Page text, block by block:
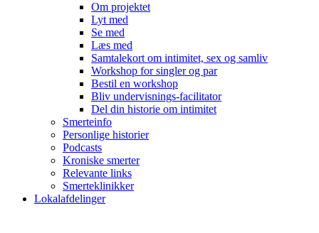
Om projektet
Lyt med
Se med
Læs med
Samtalekort om intimitet, sex og samliv
Workshop for singler og par
Bestil en workshop
Bliv undervisnings-facilitator
Del din historie om intimitet
Smerteinfo
Personlige historier
Podcasts
Kroniske smerter
Relevante links
Smerteklinikker
Lokalafdelinger